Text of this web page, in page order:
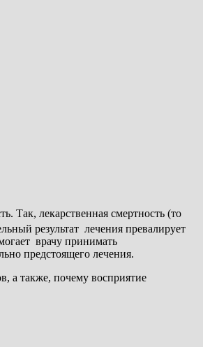
Так, лекарственная смертность (то
результат лечения превалирует
врачу принимать
предстоящего лечения.
а также, почему восприятие